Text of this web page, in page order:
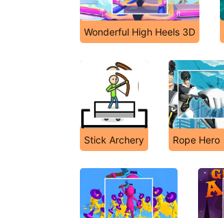
Wonderful High Heels 3D
Stick Archery Rope Hero